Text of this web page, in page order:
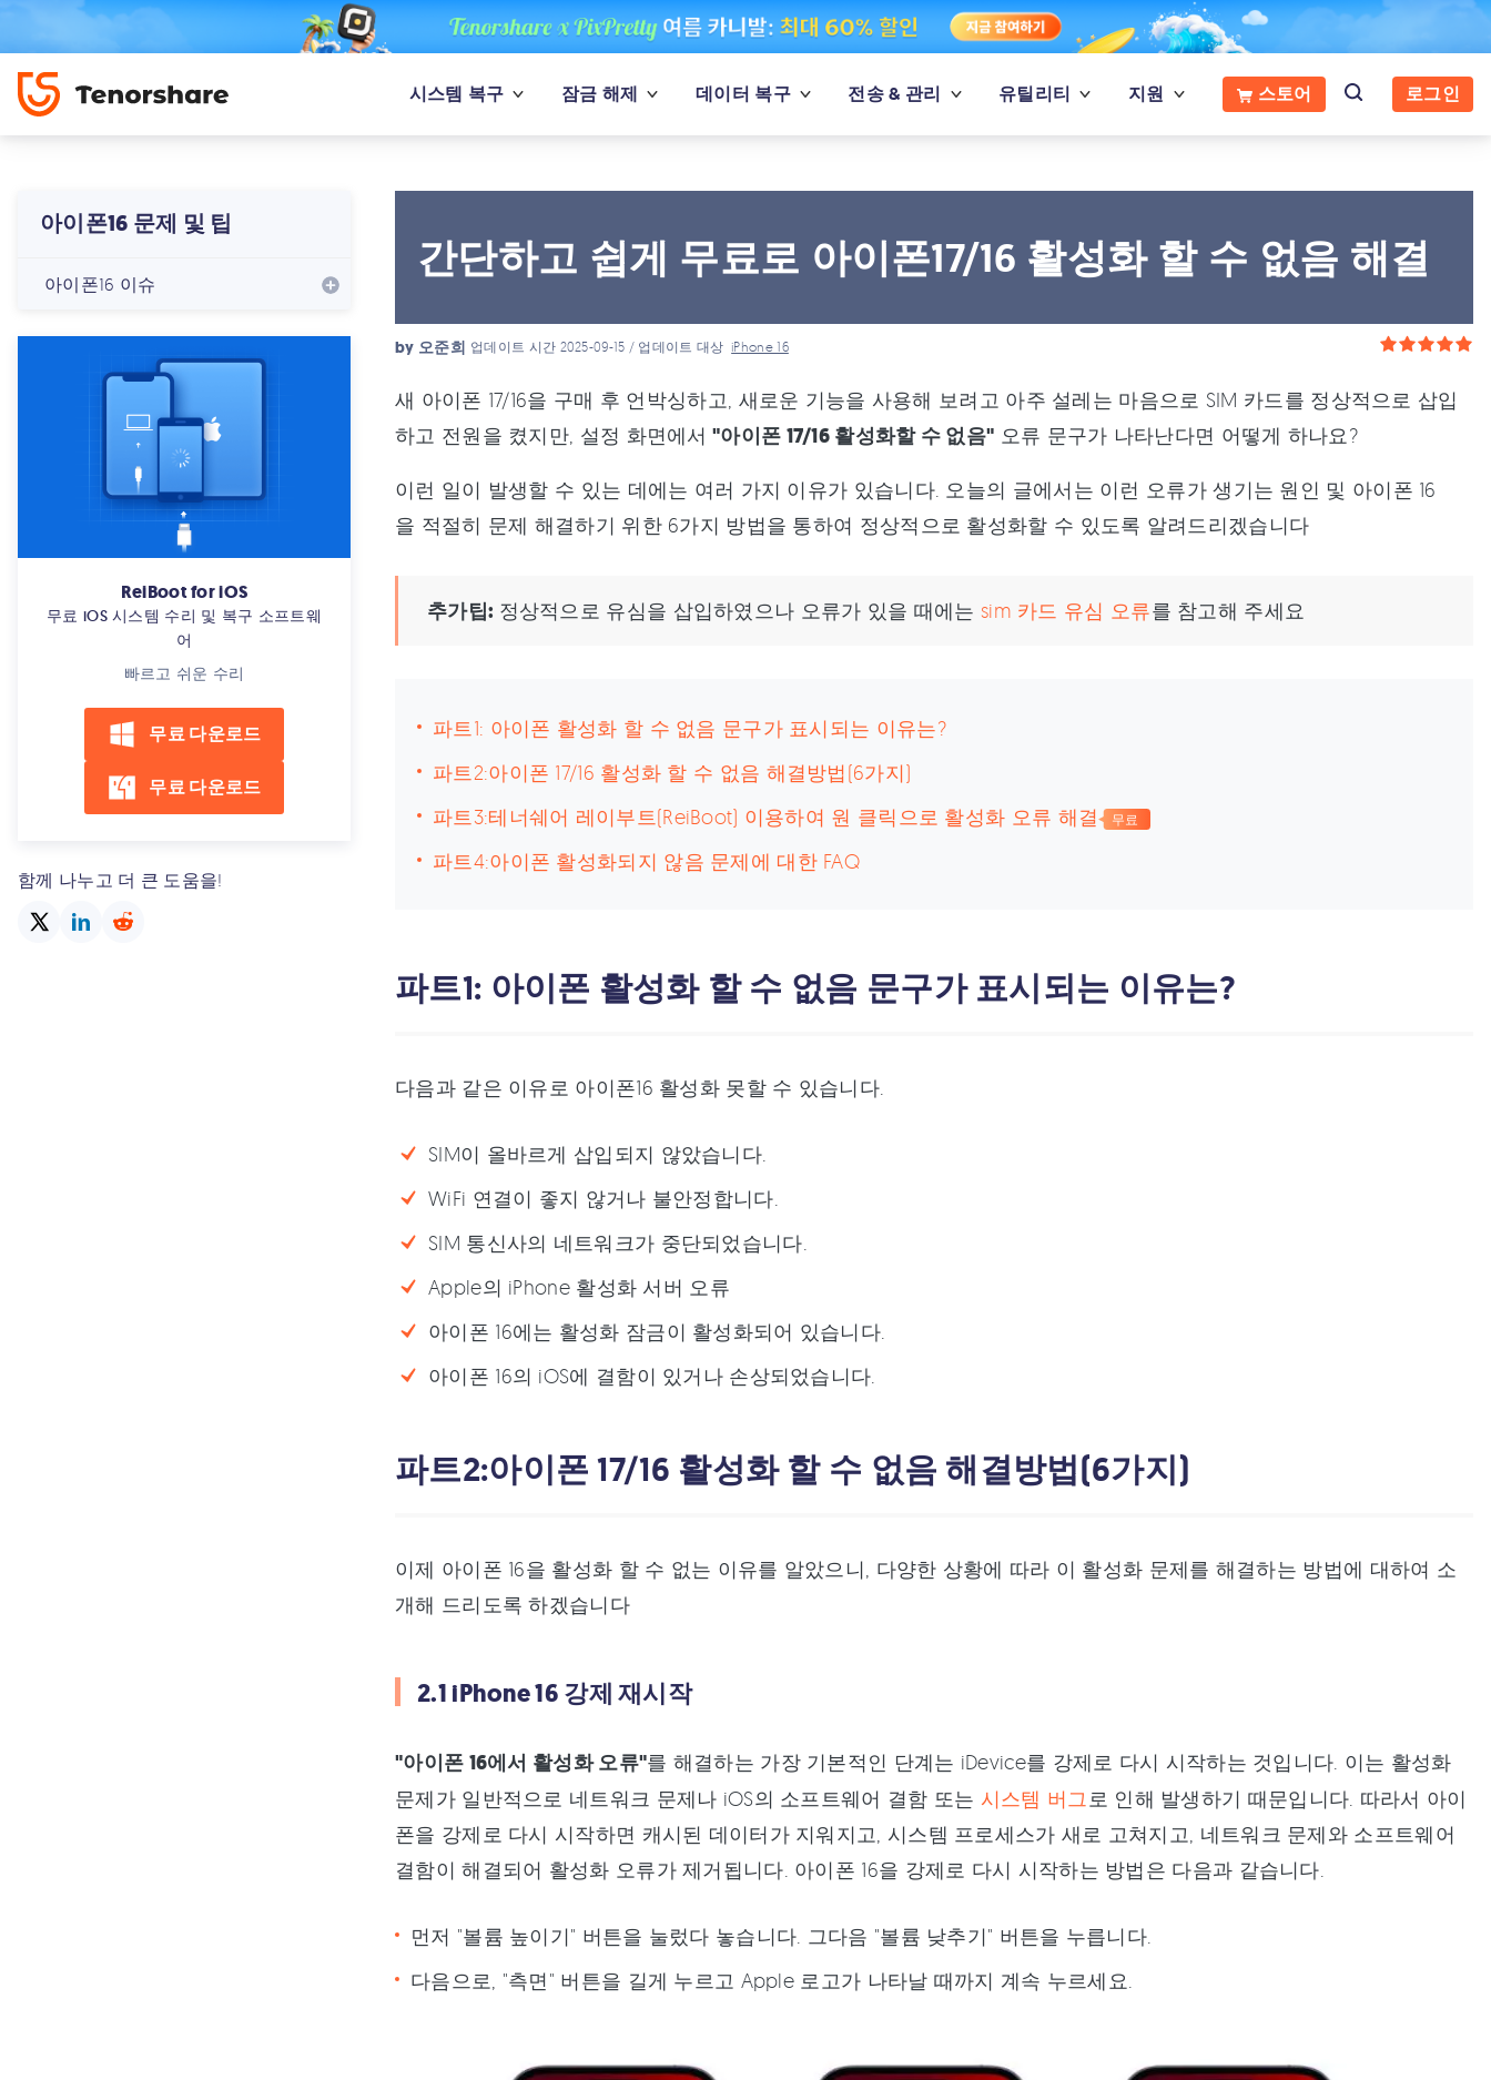
시스템 복구 잠금 해제 데이터 복구 전송 & 관리 유틸리티 지원 스토어 로그인
아이폰16 문제 및 팁
아이폰16 이슈
ReiBoot for iOS
무료 iOS 시스템 수리 및 복구 소프트웨
어
빠르고 쉬운 수리
무료 다운로드
무료 다운로드
함께 나누고 더 큰 도움을!
간단하고 쉽게 무료로 아이폰17/16 활성화 할 수 없음 해결
by 오준희 업데이트 시간 2025-09-15 / 업데이트 대상iPhone 16
새 아이폰 17/16을 구매 후 언박싱하고, 새로운 기능을 사용해 보려고 아주 설레는 마음으로 SIM 카드를 정상적으로 삽입
하고 전원을 켰지만, 설정 화면에서 "아이폰 17/16 활성화할 수 없음" 오류 문구가 나타난다면 어떻게 하나요?
이런 일이 발생할 수 있는 데에는 여러 가지 이유가 있습니다. 오늘의 글에서는 이런 오류가 생기는 원인 및 아이폰 16
을 적절히 문제 해결하기 위한 6가지 방법을 통하여 정상적으로 활성화할 수 있도록 알려드리겠습니다
추가팁: 정상적으로 유심을 삽입하였으나 오류가 있을 때에는 sim 카드 유심 오류를 참고해 주세요
파트1: 아이폰 활성화 할 수 없음 문구가 표시되는 이유는?
파트2:아이폰 17/16 활성화 할 수 없음 해결방법(6가지)
파트3:테너쉐어 레이부트(ReiBoot) 이용하여 원 클릭으로 활성화 오류 해결
무료
파트4:아이폰 활성화되지 않음 문제에 대한 FAQ
파트1: 아이폰 활성화 할 수 없음 문구가 표시되는 이유는?
다음과 같은 이유로 아이폰16 활성화 못할 수 있습니다.
SIM이 올바르게 삽입되지 않았습니다.
WiFi 연결이 좋지 않거나 불안정합니다.
SIM 통신사의 네트워크가 중단되었습니다.
Apple의 iPhone 활성화 서버 오류
아이폰 16에는 활성화 잠금이 활성화되어 있습니다.
아이폰 16의 iOS에 결함이 있거나 손상되었습니다.
파트2:아이폰 17/16 활성화 할 수 없음 해결방법(6가지)
이제 아이폰 16을 활성화 할 수 없는 이유를 알았으니, 다양한 상황에 따라 이 활성화 문제를 해결하는 방법에 대하여 소
개해 드리도록 하겠습니다
2.1 iPhone 16 강제 재시작
"아이폰 16에서 활성화 오류"를 해결하는 가장 기본적인 단계는 iDevice를 강제로 다시 시작하는 것입니다. 이는 활성화
문제가 일반적으로 네트워크 문제나 iOS의 소프트웨어 결함 또는 시스템 버그 로 인해 발생하기 때문입니다. 따라서 아이
폰을 강제로 다시 시작하면 캐시된 데이터가 지워지고, 시스템 프로세스가 새로 고쳐지고, 네트워크 문제와 소프트웨어
결함이 해결되어 활성화 오류가 제거됩니다. 아이폰 16을 강제로 다시 시작하는 방법은 다음과 같습니다.
먼저 "볼륨 높이기" 버튼을 눌렀다 놓습니다. 그다음 "볼륨 낮추기" 버튼을 누릅니다.
다음으로, "측면" 버튼을 길게 누르고 Apple 로고가 나타날 때까지 계속 누르세요.